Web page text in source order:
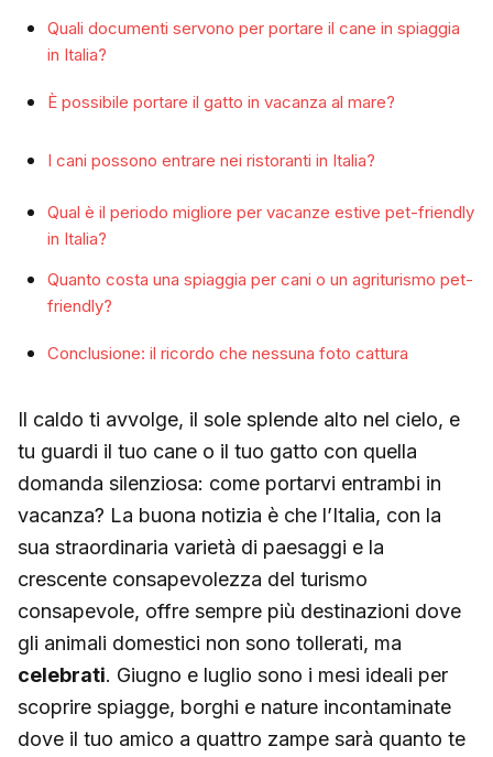
Quali documenti servono per portare il cane in spiaggia
in Italia?
È possibile portare il gatto in vacanza al mare?
I cani possono entrare nei ristoranti in Italia?
Qual è il periodo migliore per vacanze estive pet-friendly
in Italia?
Quanto costa una spiaggia per cani o un agriturismo pet-
friendly?
Conclusione: il ricordo che nessuna foto cattura
Il caldo ti avvolge, il sole splende alto nel cielo, e
tu guardi il tuo cane o il tuo gatto con quella
domanda silenziosa: come portarvi entrambi in
vacanza? La buona notizia è che l’Italia, con la
sua straordinaria varietà di paesaggi e la
crescente consapevolezza del turismo
consapevole, offre sempre più destinazioni dove
gli animali domestici non sono tollerati, ma
celebrati. Giugno e luglio sono i mesi ideali per
scoprire spiagge, borghi e nature incontaminate
dove il tuo amico a quattro zampe sarà quanto te